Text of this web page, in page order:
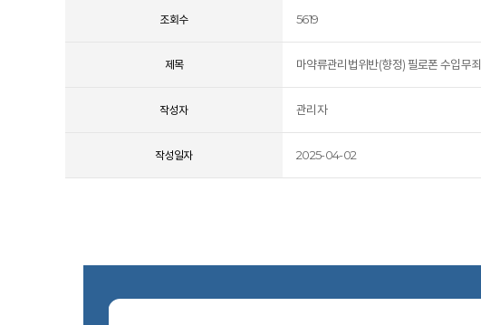
조회수 5619
제목 마약류관리법위반(향정) 필로폰 수입무죄
작성자 관리자
작성일자 2025-04-02